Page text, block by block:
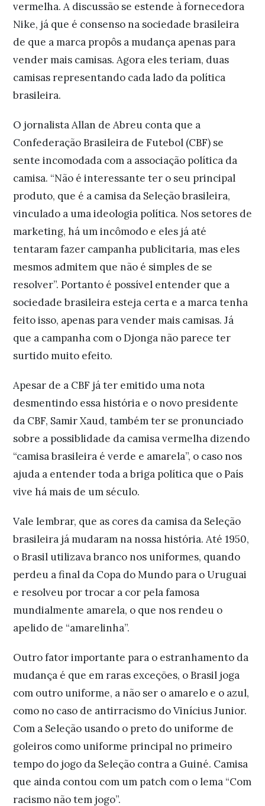
vermelha. A discussão se estende à fornecedora
Nike, já que é consenso na sociedade brasileira
de que a marca propôs a mudança apenas para
vender mais camisas. Agora eles teriam, duas
camisas representando cada lado da política
brasileira.
O jornalista Allan de Abreu conta que a
Confederação Brasileira de Futebol (CBF) se
sente incomodada com a associação política da
camisa. “Não é interessante ter o seu principal
produto, que é a camisa da Seleção brasileira,
vinculado a uma ideologia política. Nos setores de
marketing, há um incômodo e eles já até
tentaram fazer campanha publicitaria, mas eles
mesmos admitem que não é simples de se
resolver”. Portanto é possível entender que a
sociedade brasileira esteja certa e a marca tenha
feito isso, apenas para vender mais camisas. Já
que a campanha com o Djonga não parece ter
surtido muito efeito.
Apesar de a CBF já ter emitido uma nota
desmentindo essa história e o novo presidente
da CBF, Samir Xaud, também ter se pronunciado
sobre a possiblidade da camisa vermelha dizendo
“camisa brasileira é verde e amarela”, o caso nos
ajuda a entender toda a briga política que o País
vive há mais de um século.
Vale lembrar, que as cores da camisa da Seleção
brasileira já mudaram na nossa história. Até 1950,
o Brasil utilizava branco nos uniformes, quando
perdeu a final da Copa do Mundo para o Uruguai
e resolveu por trocar a cor pela famosa
mundialmente amarela, o que nos rendeu o
apelido de “amarelinha”.
Outro fator importante para o estranhamento da
mudança é que em raras exceções, o Brasil joga
com outro uniforme, a não ser o amarelo e o azul,
como no caso de antirracismo do Vinícius Junior.
Com a Seleção usando o preto do uniforme de
goleiros como uniforme principal no primeiro
tempo do jogo da Seleção contra a Guiné. Camisa
que ainda contou com um patch com o lema “Com
racismo não tem jogo”.